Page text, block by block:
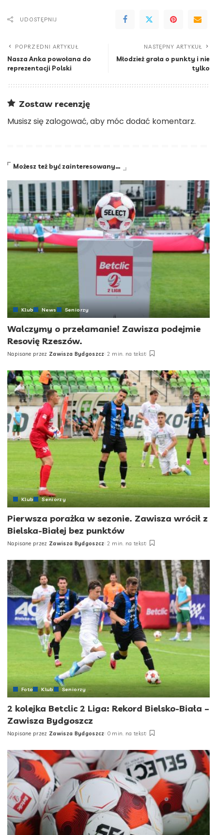
UDOSTĘPNIJ
POPRZEDNI ARTYKUŁ
Nasza Anka powołana do
reprezentacji Polski
NASTĘPNY ARTYKUŁ
Młodzież grała o punkty i nie
tylko
Zostaw recenzję
Musisz się zalogować, aby móc dodać komentarz.
Możesz też być zainteresowany…
Klub News Seniorzy
Walczymy o przełamanie! Zawisza podejmie
Resovię Rzeszów.
Posted
Napisane przez Zawisza Bydgoszcz 2 min. na tekst
Klub Seniorzy
Pierwsza porażka w sezonie. Zawisza wrócił z
Bielska-Białej bez punktów
Posted
Napisane przez Zawisza Bydgoszcz 2 min. na tekst
Foto Klub Seniorzy
2 kolejka Betclic 2 Liga: Rekord Bielsko-Biała –
Zawisza Bydgoszcz
Posted
Napisane przez Zawisza Bydgoszcz 0 min. na tekst